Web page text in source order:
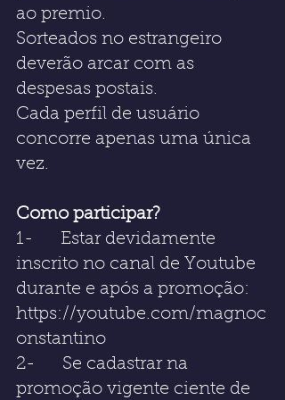
ao premio.
Sorteados no estrangeiro
deverão arcar com as
despesas postais.
Cada perfil de usuário
concorre apenas uma única
vez.
Como participar?
1-      Estar devidamente
inscrito no canal de Youtube
durante e após a promoção:
https://youtube.com/magnoc
onstantino
2-      Se cadastrar na
promoção vigente ciente de